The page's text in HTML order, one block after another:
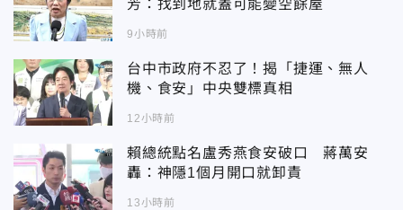
芳：找到地就蓋可能變空餘屋
9小時前
台中市政府不忍了！揭「捷運、無人
機、食安」中央雙標真相
12小時前
賴總統點名盧秀燕食安破口 蔣萬安
轟：神隱1個月開口就卸責
13小時前